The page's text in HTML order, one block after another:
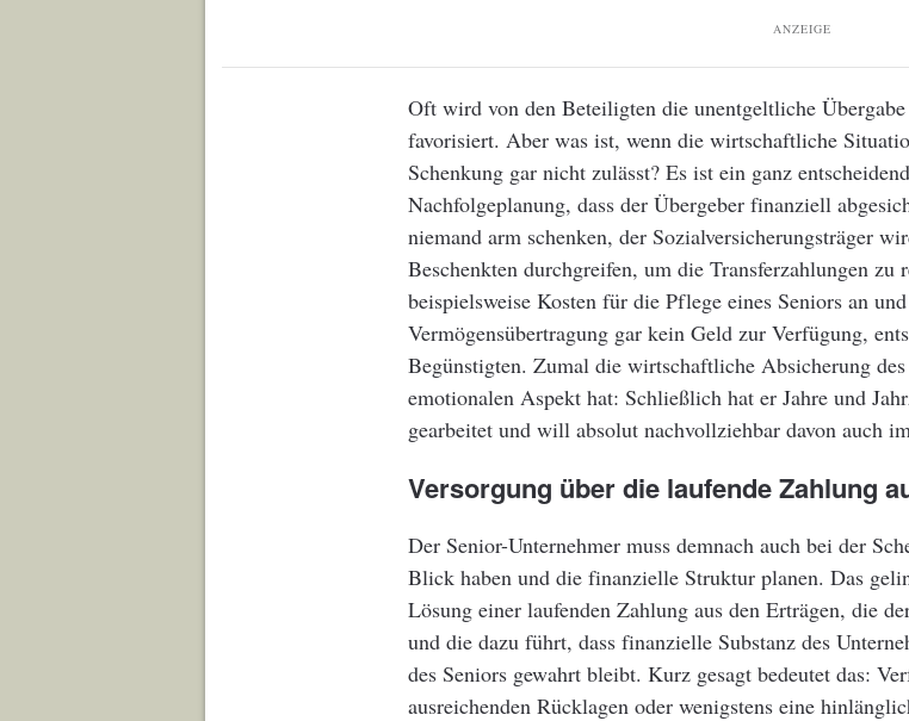
ANZEIGE
Oft wird von den Beteiligten die unentgeltliche
favorisiert. Aber was ist, wenn die wirtschaftliche
Schenkung gar nicht zulässt? Es ist ein ganz
Nachfolgeplanung, dass der Übergeber finanziell
niemand arm schenken, der Sozialversicherungsträger
Beschenkten durchgreifen, um die Transferzahlungen zu
beispielsweise Kosten für die Pflege eines Seniors an
Vermögensübertragung gar kein Geld zur Verfügung,
Begünstigten. Zumal die wirtschaftliche Absicherung
emotionalen Aspekt hat: Schließlich hat er Jahre und
gearbeitet und will absolut nachvollziehbar davon auch
Versorgung über die laufende Zahlung
Der Senior-Unternehmer muss demnach auch bei der
Blick haben und die finanzielle Struktur planen. Das
Lösung einer laufenden Zahlung aus den Erträgen, die
und die dazu führt, dass finanzielle Substanz des
des Seniors gewahrt bleibt. Kurz gesagt bedeutet das:
ausreichenden Rücklagen oder wenigstens eine